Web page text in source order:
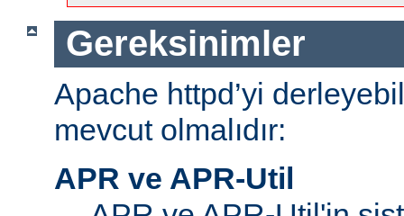
Gereksinimler
Apache httpd’yi
mevcut olmalıdır:
APR ve APR-Util